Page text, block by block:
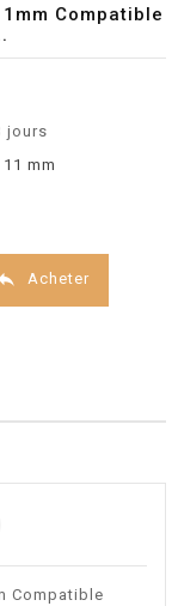
Compatible
jours
mm
Acheter
Compatible